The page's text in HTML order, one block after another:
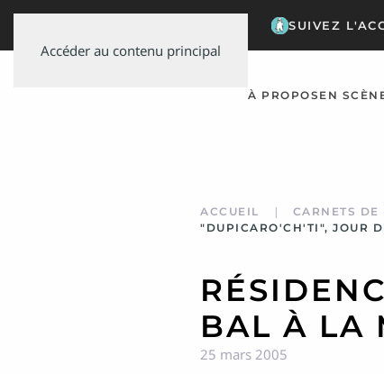
Accéder au contenu principal
SUIVEZ
À PROPOS EN
ACCUEIL CARNETS DE
"DUPICARO'CH'TI", JOUR
BAL À LA
25 mars 2005